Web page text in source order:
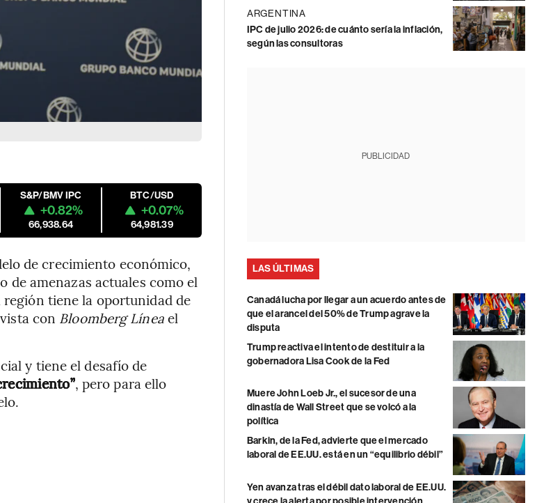
S&P/BMV IPC
+0.82%
66,938.64
BTC/USD
+0.07%
64,981.39
de crecimiento económico,
de amenazas actuales como el
tiene la oportunidad de
con Bloomberg Líneael
y tiene el desafío de
, pero para ello
ARGENTINA
IPC de julio 2026: de cuánto sería la inflación,
según las consultoras
PUBLICIDAD
LAS ÚLTIMAS
Canadá lucha por llegar a un acuerdo antes de
que el arancel del 50% de Trump agrave la
disputa
Trump reactiva el intento de destituir a la
gobernadora Lisa Cook de la Fed
Muere John Loeb Jr., el sucesor de una
dinastía de Wall Street que se volcó a la
política
Barkin, de la Fed, advierte que el mercado
laboral de EE.UU. está en un “equilibrio débil”
Yen avanza tras el débil dato laboral de EE.UU.